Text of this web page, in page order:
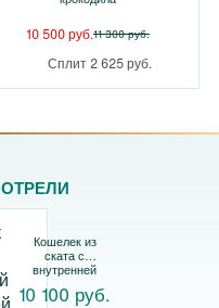
10 500 руб.11 300 руб.
Сплит 2 625 руб.
Кошелек из
ската с
внутренней
монетницей
10 100 руб.